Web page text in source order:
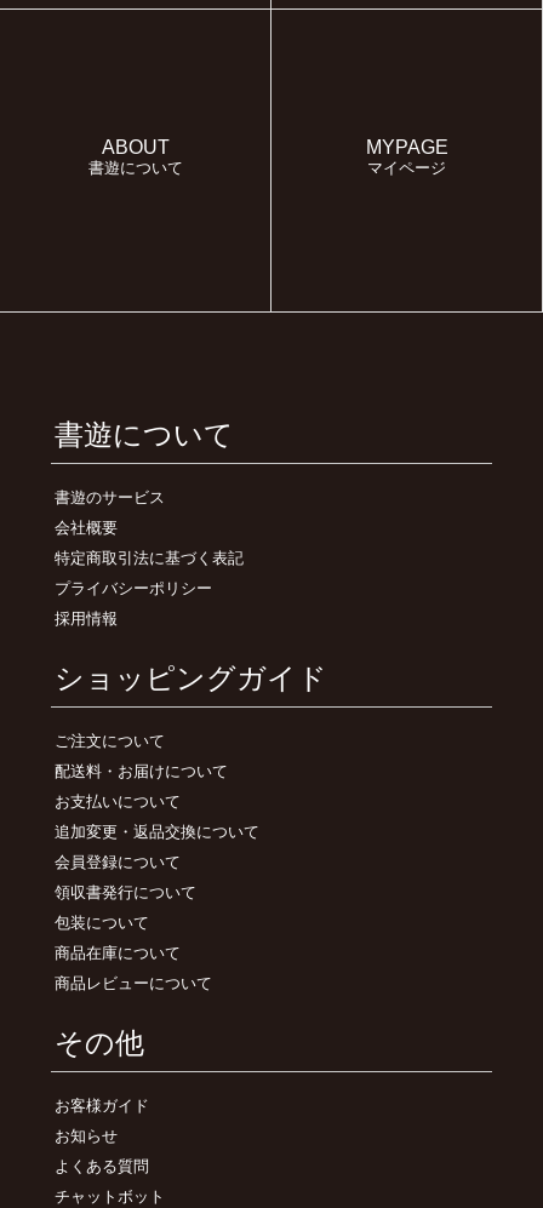
ABOUT
書遊について
MYPAGE
マイページ
書遊について
書遊のサービス
会社概要
特定商取引法に基づく表記
プライバシーポリシー
採用情報
ショッピングガイド
ご注文について
配送料・お届けについて
お支払いについて
追加変更・返品交換について
会員登録について
領収書発行について
包装について
商品在庫について
商品レビューについて
その他
お客様ガイド
お知らせ
よくある質問
チャットボット